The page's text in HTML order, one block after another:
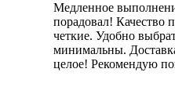
Медленное
порадовал! Качество
четкие. Удобно
минимальны.
целое! Рекомендую